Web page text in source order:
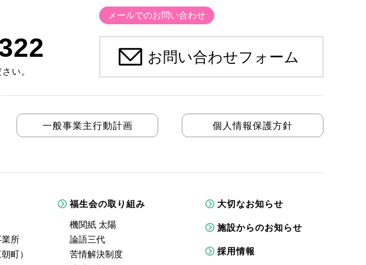
い。
一般事業主行動計画 個人情報保護方針
メールでのお問い合わせ
お問い合わせフォーム
所
町）
福生会の取り組み
機関紙 太陽
論語三代
苦情解決制度
大切なお知らせ
施設からのお知らせ
採用情報